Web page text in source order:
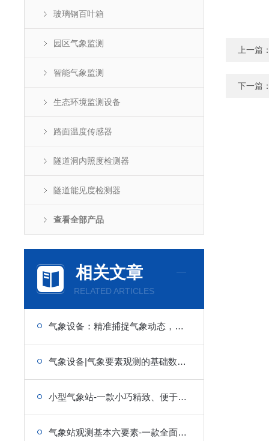
玻璃钢百叶箱
园区气象监测
智能气象监测
生态环境监测设备
路面温度传感器
隧道洞内照度检测器
隧道能见度检测器
查看全部产品
相关文章
RELATED ARTICLES
气象设备：精准捕捉气象动态，筑牢全域气象服务与防控防线
气象设备|气象要素观测的基础数据源
小型气象站-一款小巧精致、便于携带的气象设备
气象站观测基本六要素-一款全面解析气象多样现象的小型气象站
上一篇
下一篇